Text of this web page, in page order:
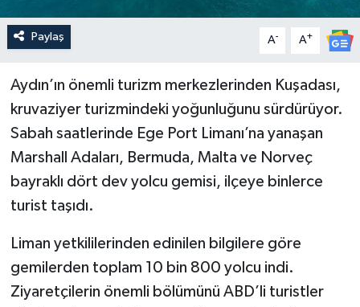
Paylaş A- A+
Aydın’ın önemli turizm merkezlerinden Kuşadası,
kruvaziyer turizmindeki yoğunluğunu sürdürüyor.
Sabah saatlerinde Ege Port Limanı’na yanaşan
Marshall Adaları, Bermuda, Malta ve Norveç
bayraklı dört dev yolcu gemisi, ilçeye binlerce
turist taşıdı.
Liman yetkililerinden edinilen bilgilere göre
gemilerden toplam 10 bin 800 yolcu indi.
Ziyaretçilerin önemli bölümünü ABD’li turistler